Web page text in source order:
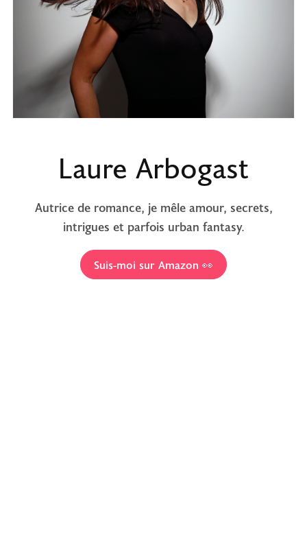
Laure Arbogast
Autrice de romance, je mêle amour, secrets,
intrigues et parfois urban fantasy.
Suis-moi sur Amazon 👀